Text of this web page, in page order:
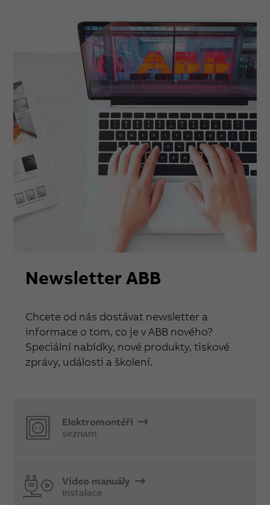
Newsletter ABB
Chcete od nás dostávat newsletter a
informace o tom, co je v ABB nového?
Speciální nabídky, nové produkty, tiskové
zprávy, události a školení.
Elektromontéři
seznam
Video manuály
instalace